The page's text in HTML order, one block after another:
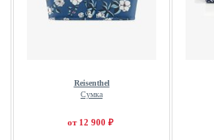
Reisenthel
Сумка
от 12 900 ₽